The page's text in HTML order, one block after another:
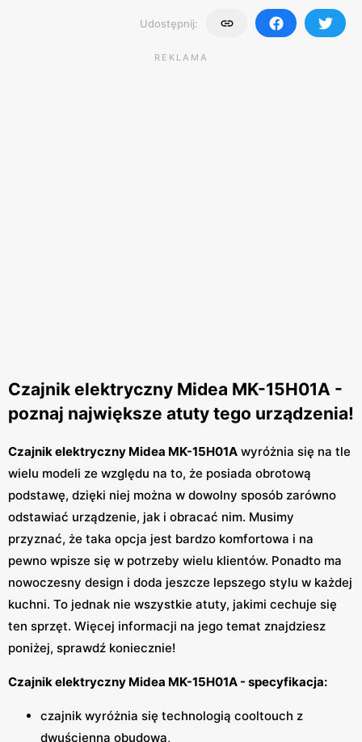
Udostępnij:
REKLAMA
Czajnik elektryczny Midea MK-15H01A -
poznaj największe atuty tego urządzenia!
Czajnik elektryczny Midea MK-15H01A wyróżnia się na tle
wielu modeli ze względu na to, że posiada obrotową
podstawę, dzięki niej można w dowolny sposób zarówno
odstawiać urządzenie, jak i obracać nim. Musimy
przyznać, że taka opcja jest bardzo komfortowa i na
pewno wpisze się w potrzeby wielu klientów. Ponadto ma
nowoczesny design i doda jeszcze lepszego stylu w każdej
kuchni. To jednak nie wszystkie atuty, jakimi cechuje się
ten sprzęt. Więcej informacji na jego temat znajdziesz
poniżej, sprawdź koniecznie!
Czajnik elektryczny Midea MK-15H01A - specyfikacja:
czajnik wyróżnia się technologią cooltouch z
dwuścienną obudową,